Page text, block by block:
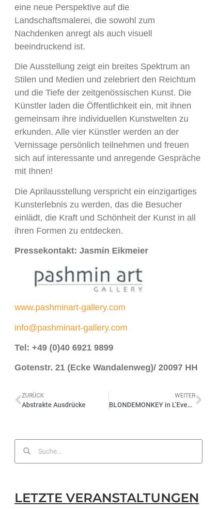
eine neue Perspektive auf die
Landschaftsmalerei, die sowohl zum
Nachdenken anregt als auch visuell
beeindruckend ist.
Die Ausstellung zeigt ein breites Spektrum an
Stilen und Medien und zelebriert den Reichtum
und die Tiefe der zeitgenössischen Kunst. Die
Künstler laden die Öffentlichkeit ein, mit ihnen
gemeinsam ihre individuellen Kunstwelten zu
erkunden. Alle vier Künstler werden an der
Vernissage persönlich teilnehmen und freuen
sich auf interessante und anregende Gespräche
mit Ihnen!
Die Aprilausstellung verspricht ein einzigartiges
Kunsterlebnis zu werden, das die Besucher
einlädt, die Kraft und Schönheit der Kunst in all
ihren Formen zu entdecken.
Pressekontakt: Jasmin Eikmeier
www.pashminart-gallery.com
info@pashminart-gallery.com
Tel: +49 (0)40 6921 9899
Gotenstr. 21 (Ecke Wandalenweg)/ 20097 HH
ZURÜCK
Abstrakte Ausdrücke
WEITER
BLONDEMONKEY in L’Eventail – Ausgabe März 2023
LETZTE VERANSTALTUNGEN